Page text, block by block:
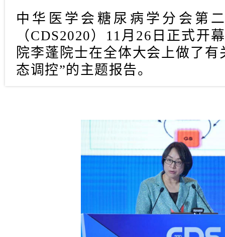
中华医学会糖尿病学分会第
（CDS2020）11月26日正式开
院李蓬 院士在全体大会上做了
态调控”的主题报告。